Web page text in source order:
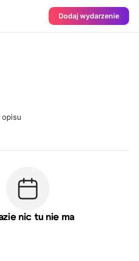
Dodaj wydarzenie
opisu
nic tu nie ma